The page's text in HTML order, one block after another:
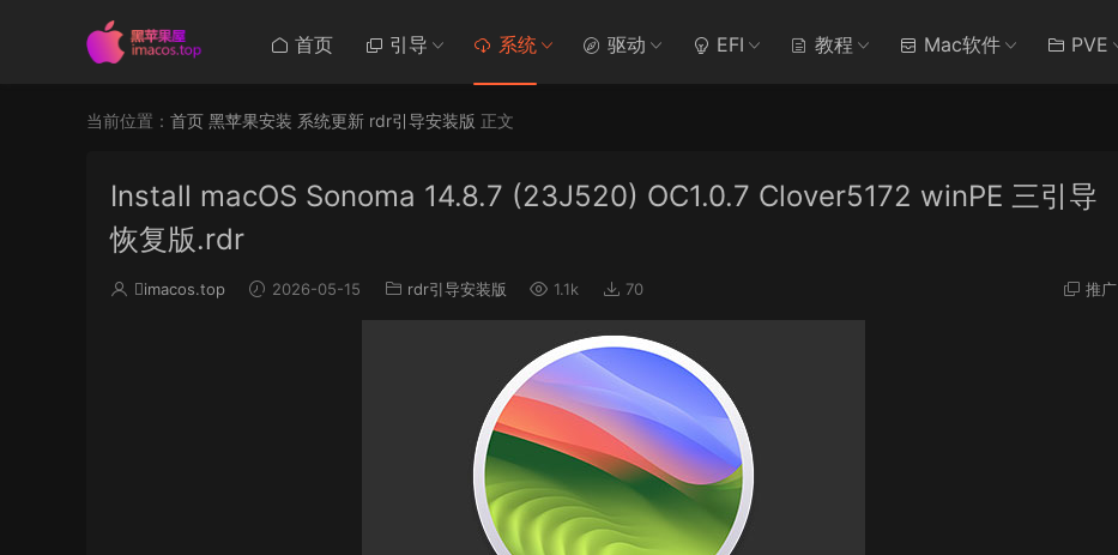
首页 引导 系统 驱动 EFI 教程 Mac软件 PVE
当前位置： 首页 黑苹果安装 系统更新 rdr引导安装版 正文
Install macOS Sonoma 14.8.7 (23J520) OC1.0.7 Clover5172 winPE 三引导
恢复版.rdr
imacos.top 2026-05-15 rdr引导安装版 1.1k 70 推广